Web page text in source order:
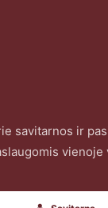
savitarnos ir
vienoje